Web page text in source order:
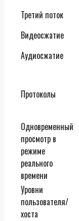
Третий поток
Видеосжатие
Аудиосжатие
Протоколы
Одновременный
просмотр в
режиме
реального
времени
Уровни
пользователя/
хоста